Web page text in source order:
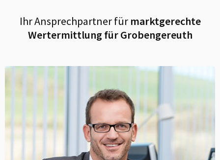
Ihr Ansprechpartner fürmarktgerechte
Wertermittlung fürGrobengereuth